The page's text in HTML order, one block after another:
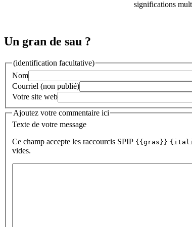
significations
Un gran de sau ?
(identification facultative)
Nom
Courriel (non publié)
Votre site web
Ajoutez votre commentaire ici
Texte de votre message
Ce champ accepte les raccourcis SPIP {{gras}}
vides.